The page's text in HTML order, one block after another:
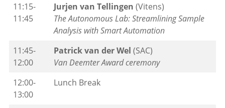
11:15-
11:45
Jurjen van Tellingen (Vitens)
The Autonomous Lab: Streamlining Sample
Analysis with Smart Automation
11:45-
12:00
Patrick van der Wel (SAC)
Van Deemter Award ceremony
12:00-
13:00
Lunch Break